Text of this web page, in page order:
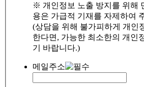
※ 개인정보 노출 방지를 위해
용은 가급적 기재를 자제하여
(상담을 위해 불가피하게 개인
한다면, 가능한 최소한의 개인
기 바랍니다.)
메일주소